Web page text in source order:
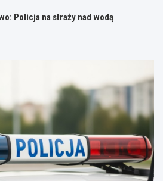
Policja na straży nad wodą